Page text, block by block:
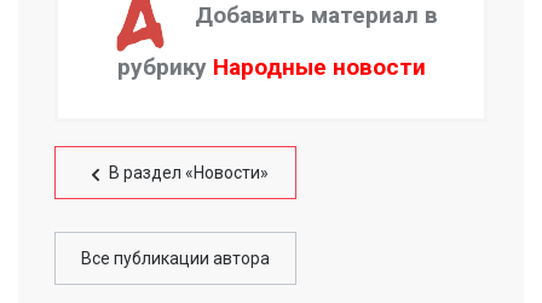
Добавить материал в
рубрику Народные новости
В раздел «Новости»
Все публикации автора